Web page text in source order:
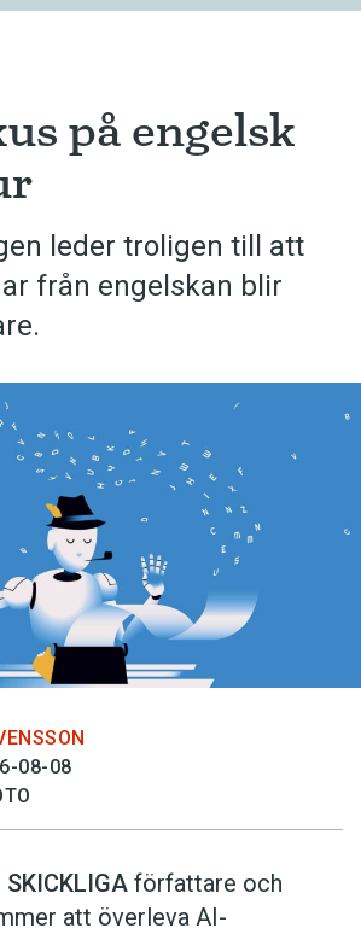
på engelsk
leder troligen till att
från engelskan blir
08-08
SKICKLIGA författare och
att överleva AI-